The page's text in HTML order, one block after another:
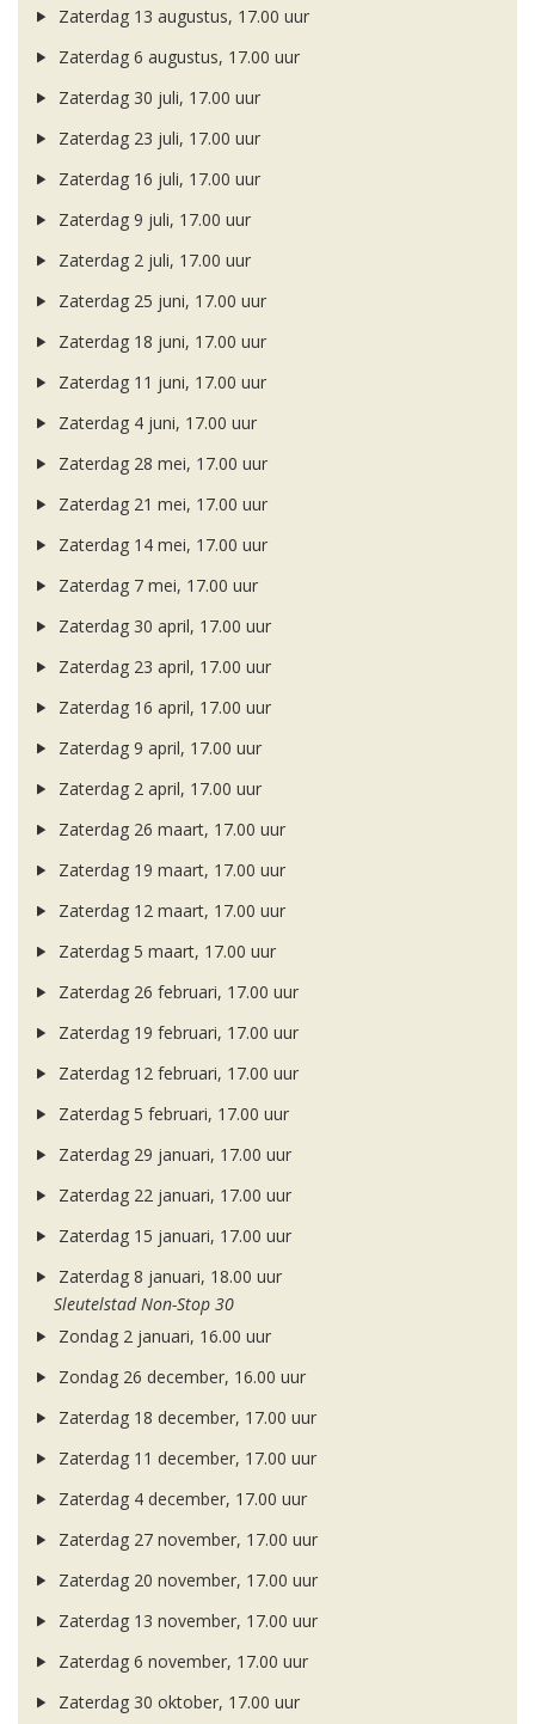
Zaterdag 13 augustus, 17.00 uur
Zaterdag 6 augustus, 17.00 uur
Zaterdag 30 juli, 17.00 uur
Zaterdag 23 juli, 17.00 uur
Zaterdag 16 juli, 17.00 uur
Zaterdag 9 juli, 17.00 uur
Zaterdag 2 juli, 17.00 uur
Zaterdag 25 juni, 17.00 uur
Zaterdag 18 juni, 17.00 uur
Zaterdag 11 juni, 17.00 uur
Zaterdag 4 juni, 17.00 uur
Zaterdag 28 mei, 17.00 uur
Zaterdag 21 mei, 17.00 uur
Zaterdag 14 mei, 17.00 uur
Zaterdag 7 mei, 17.00 uur
Zaterdag 30 april, 17.00 uur
Zaterdag 23 april, 17.00 uur
Zaterdag 16 april, 17.00 uur
Zaterdag 9 april, 17.00 uur
Zaterdag 2 april, 17.00 uur
Zaterdag 26 maart, 17.00 uur
Zaterdag 19 maart, 17.00 uur
Zaterdag 12 maart, 17.00 uur
Zaterdag 5 maart, 17.00 uur
Zaterdag 26 februari, 17.00 uur
Zaterdag 19 februari, 17.00 uur
Zaterdag 12 februari, 17.00 uur
Zaterdag 5 februari, 17.00 uur
Zaterdag 29 januari, 17.00 uur
Zaterdag 22 januari, 17.00 uur
Zaterdag 15 januari, 17.00 uur
Zaterdag 8 januari, 18.00 uur
Sleutelstad Non-Stop 30
Zondag 2 januari, 16.00 uur
Zondag 26 december, 16.00 uur
Zaterdag 18 december, 17.00 uur
Zaterdag 11 december, 17.00 uur
Zaterdag 4 december, 17.00 uur
Zaterdag 27 november, 17.00 uur
Zaterdag 20 november, 17.00 uur
Zaterdag 13 november, 17.00 uur
Zaterdag 6 november, 17.00 uur
Zaterdag 30 oktober, 17.00 uur